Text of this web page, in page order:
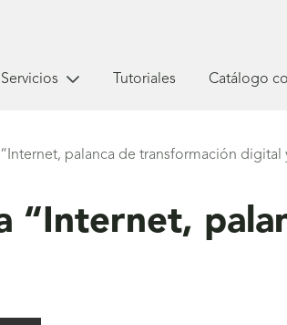
Servicios Tutoriales Catálogo
palanca de transformación digital
“Internet,